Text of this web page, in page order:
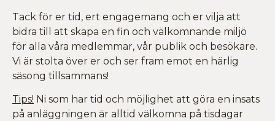
Tack för er tid, ert engagemang och er vilja att
bidra till att skapa en fin och välkomnande miljö
för alla våra medlemmar, vår publik och besökare.
Vi är stolta över er och ser fram emot en härlig
säsong tillsammans!
Tips! Ni som har tid och möjlighet att göra en insats
på anläggningen är alltid välkomna på tisdagar